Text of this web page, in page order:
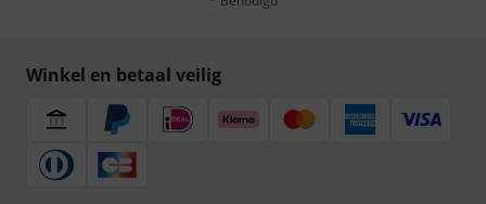
Winkel en betaal veilig